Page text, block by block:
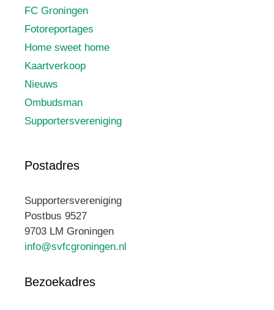
FC Groningen
Fotoreportages
Home sweet home
Kaartverkoop
Nieuws
Ombudsman
Supportersvereniging
Postadres
Supportersvereniging
Postbus 9527
9703 LM Groningen
info@svfcgroningen.nl
Bezoekadres